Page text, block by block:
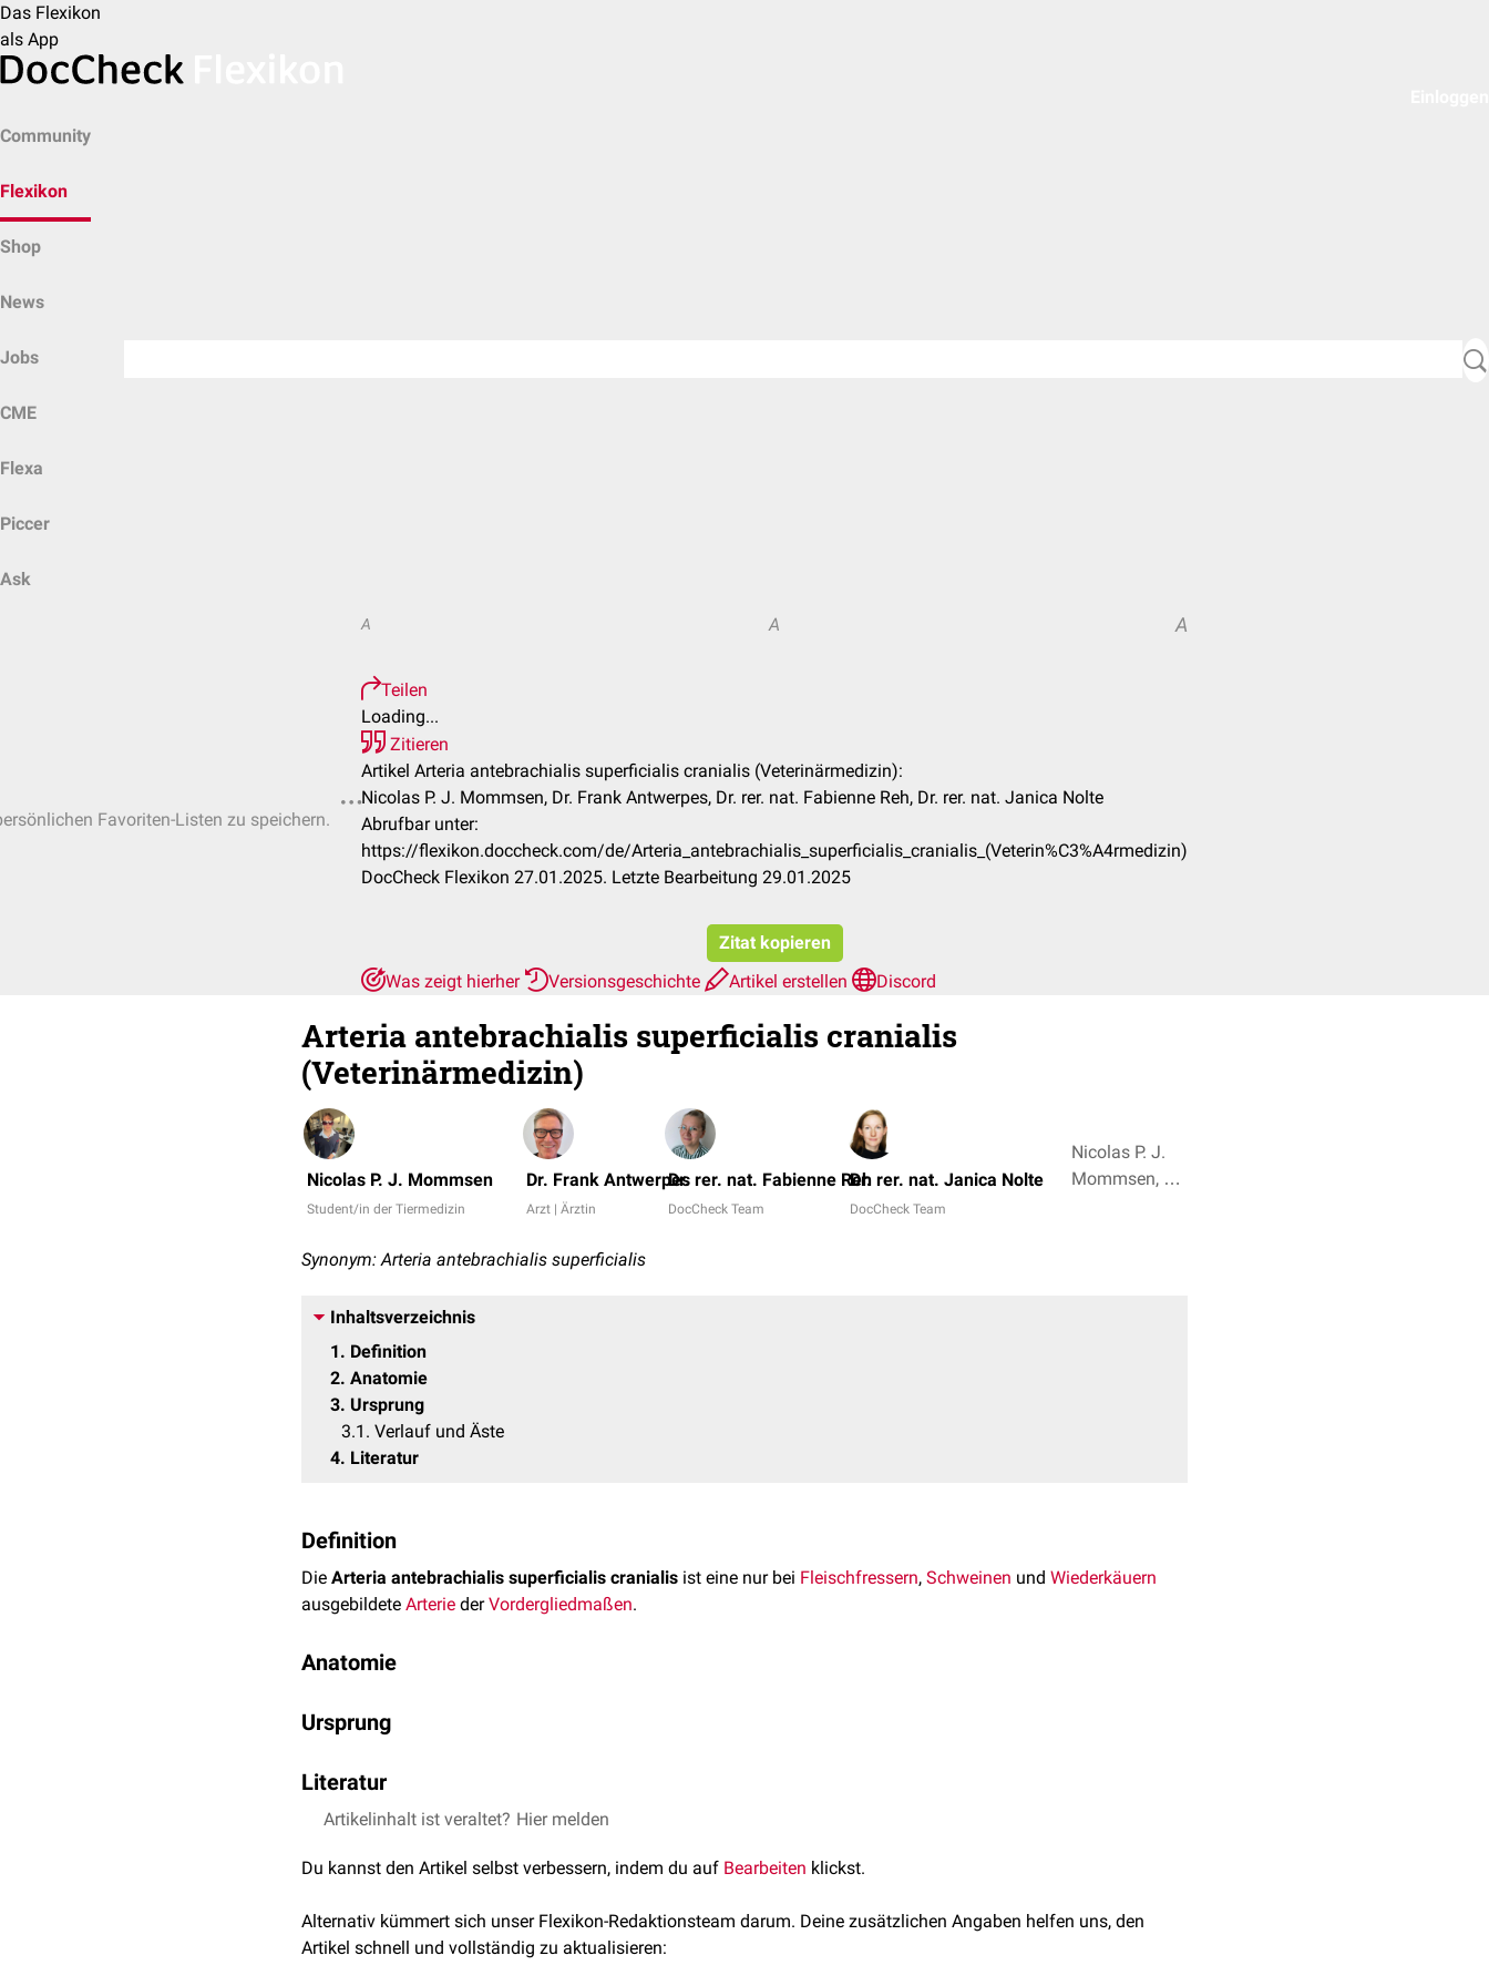
Das Flexikon
als App
Community
Flexikon
Shop
News
Jobs
CME
Flexa
Piccer
Ask
Favoriten-Listen zu speichern.
A A A
Teilen
Loading...
Zitieren
Artikel Arteria antebrachialis superficialis cranialis (Veterinärmedizin):
Nicolas P. J. Mommsen, Dr. Frank Antwerpes, Dr. rer. nat. Fabienne Reh, Dr. rer. nat. Janica Nolte
Abrufbar unter:
https://flexikon.doccheck.com/de/Arteria_antebrachialis_superficialis_cranialis_(Veterin%C3%A4rmedizin)
DocCheck Flexikon 27.01.2025. Letzte Bearbeitung 29.01.2025
Zitat kopieren
Was zeigt hierher
Versionsgeschichte Artikel erstellen Discord
Arteria antebrachialis superficialis cranialis
(Veterinärmedizin)
Nicolas P. J. Mommsen
Student/in der Tiermedizin
Dr. Frank Antwerpes
Arzt | Ärztin
Dr. rer. nat. Fabienne Reh
DocCheck Team
Dr. rer. nat. Janica Nolte
DocCheck Team
Nicolas P. J.
Mommsen, Dr.
Synonym: Arteria antebrachialis superficialis
Inhaltsverzeichnis
1
Definition
2 Anatomie
3 Ursprung
3.1 Verlauf und Äste
4 Literatur
Definition
Die Arteria antebrachialis superficialis cranialis ist eine nur bei Fleischfressern, Schweinen und Wiederkäuern
ausgebildete Arterie derVordergliedmaßen.
Anatomie
Ursprung
superficialis
collateralis radialis.
Verlauf und Äste
Tierart Verlauf
Literatur
Nickel et al., Band III: Kreislaufsystem, Lehrbuch der Anatomie der Haustiere, 3. Auflage, Parey, 2004
Artikelinhalt ist veraltet? Hier melden
Du kannst den Artikel selbst verbessern, indem du auf Bearbeiten klickst.
Alternativ kümmert sich unser Flexikon-Redaktionsteam darum. Deine zusätzlichen Angaben helfen uns, den
Artikel schnell und vollständig zu aktualisieren: